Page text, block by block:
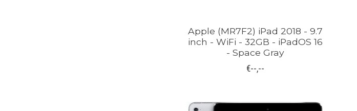
Apple (MR7F2) iPad 2018 - 9.7
inch - WiFi - 32GB - iPadOS 16
- Space Gray
€--,--